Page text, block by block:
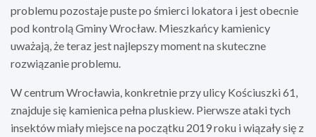
problemu pozostaje puste po śmierci lokatora i jest obecnie
pod kontrolą Gminy Wrocław. Mieszkańcy kamienicy
uważają, że teraz jest najlepszy moment na skuteczne
rozwiązanie problemu.
W centrum Wrocławia, konkretnie przy ulicy Kościuszki 61,
znajduje się kamienica pełna pluskiew. Pierwsze ataki tych
insektów miały miejsce na początku 2019 roku i wiązały się z